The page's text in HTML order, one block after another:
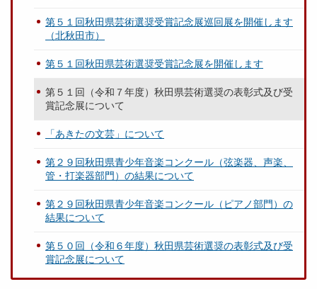
第５１回秋田県芸術選奨受賞記念展巡回展を開催します
（北秋田市）
第５１回秋田県芸術選奨受賞記念展を開催します
第５１回（令和７年度）秋田県芸術選奨の表彰式及び受
賞記念展について
「あきたの文芸」について
第２９回秋田県青少年音楽コンクール（弦楽器、声楽、
管・打楽器部門）の結果について
第２９回秋田県青少年音楽コンクール（ピアノ部門）の
結果について
第５０回（令和６年度）秋田県芸術選奨の表彰式及び受
賞記念展について